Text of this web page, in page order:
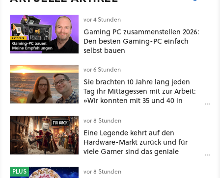
vor 4 Stunden
Gaming PC zusammenstellen 2026:
Den besten Gaming-PC einfach
selbst bauen
vor 6 Stunden
Sie brachten 10 Jahre lang jeden
Tag ihr Mittagessen mit zur Arbeit:
»Wir konnten mit 35 und 40 in
Gamification [Best of GameStar]
vor 8 Stunden
Eine Legende kehrt auf den
Hardware-Markt zurück und für
viele Gamer sind das geniale
PLUS vor 8 Stunden